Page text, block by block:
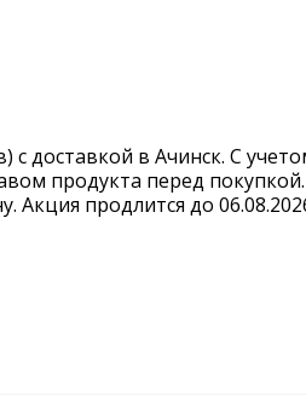
доставкой в Ачинск. С
продукта перед
продлится до